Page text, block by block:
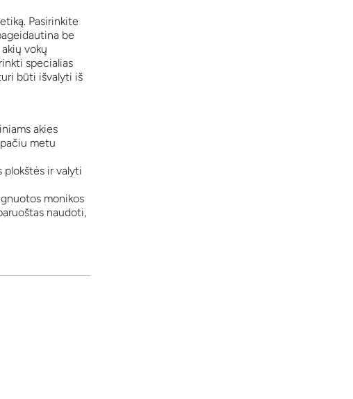
Pasirinkite
be
vokų
specialias
būti išvalyti iš
akies
metu
plokštės ir valyti
monikos
naudoti,